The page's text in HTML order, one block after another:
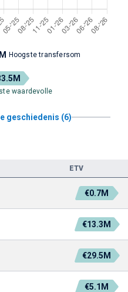
Hoogste transfersom
waardevolle
geschiedenis (6)
ETV
€0.7M
€13.3M
€29.5M
€5.1M